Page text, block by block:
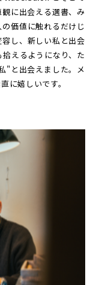
に出会える選書、み
価値に触れるだけじ
し、新しい私と出会
えるようになり、た
"と出会えました。メ
に嬉しいです。